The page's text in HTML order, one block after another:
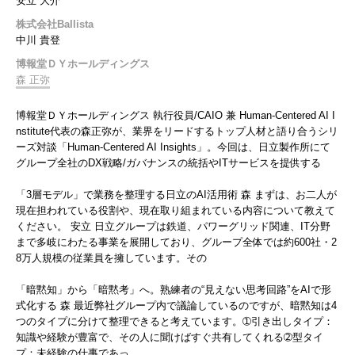
株式会社Ballista
中川 貴登
博報堂ＤＹホールディングス
森 正弥
博報堂ＤＹホールディングス 執行役員/CAIO 兼 Human-Centered AI I
nstitute代表の森正弥が、業界をリードするトップ人材と語り合うシリ
ーズ対談「Human-Centered AI Insights」。今回は、日立製作所にて
グループ全社のDX戦略/ガバナンスの統括やITサービスを提供する
「3層モデル」で業務を整理する日立のAI活用術 森 まずは、お二人が
現在担われている役割や、現在取り組まれている内容について教えて
ください。 安立 日立グループは鉄道、パワーグリッド関連、IT分野
まで多岐にわたる事業を展開しており、グループ全体では約600社・2
8万人規模の従業員を擁しています。その
「暗黙知」から「暗黙考」へ。熟練者の“見えない思考回路”をAIで形
式化する 森 最近弊社グループ内で議論しているのですが、暗黙知は4
つのタイプに分けて整理できると考えています。➀引き出しタイプ：
知識や経験が豊富で、その人に聞けばすぐ共有してくれる➁型タイ